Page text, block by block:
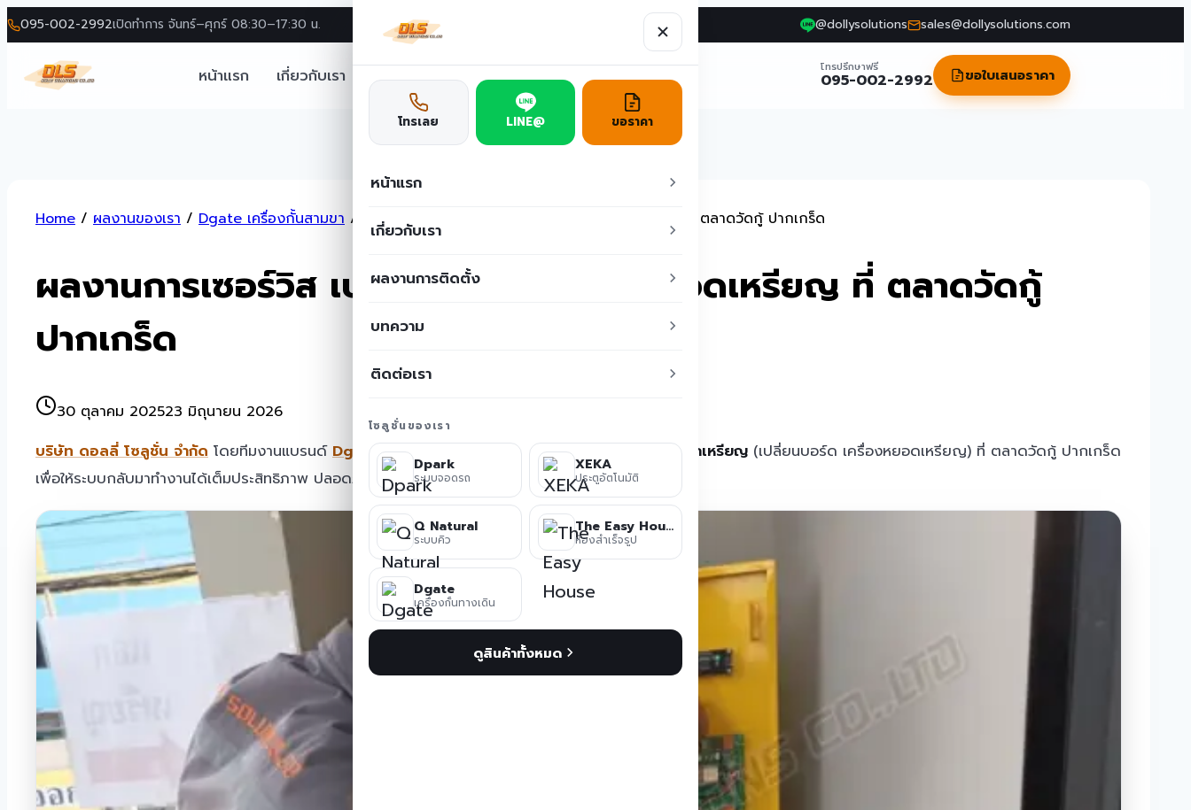
095-002-2992เปิดทำการ จันทร์–ศุกร์ 08:30–17:30 น. @dollysolutions sales@dollysolutions.com
หน้าแรก เกี่ยวกับเรา โซลูชั่น ผลงาน บทความ ติดต่อเรา โทรปรึกษาฟรี
095-002-2992 ขอใบเสนอราคา
โทรเลย LINE@ ขอราคา
หน้าแรก
เกี่ยวกับเรา
ผลงานการติดตั้ง
บทความ
ติดต่อเรา
โซลูชั่นของเรา
Dpark
ระบบจอดรถ
XEKA
ประตูอัตโนมัติ
Q Natural
ระบบคิว
The Easy House
ห้องสำเร็จรูป
Dgate
เครื่องกั้นทางเดิน
ดูสินค้าทั้งหมด
Home / ผลงานของเรา / Dgate เครื่องกั้นสามขา / ผลงานการเซอร์วิส เปลี่ยนบอร์ด เครื่องหยอดเหรียญ ที่ ตลาดวัดกู้ ปากเกร็ด
ผลงานการเซอร์วิส เปลี่ยนบอร์ด เครื่องหยอดเหรียญ ที่ ตลาดวัดกู้
ปากเกร็ด
30 ตุลาคม 202523 มิถุนายน 2026
บริษัท ดอลลี่ โซลูชั่น จำกัด โดยทีมงานแบรนด์ Dgateได้เข้าดำเนินการเซอร์วิสและบำรุงรักษาเครื่องแลกเหรียญ (เปลี่ยนบอร์ด เครื่องหยอดเหรียญ) ที่ ตลาดวัดกู้ ปากเกร็ด
เพื่อให้ระบบกลับมาทำงานได้เต็มประสิทธิภาพ ปลอดภัย และพร้อมใช้งานต่อเนื่อง